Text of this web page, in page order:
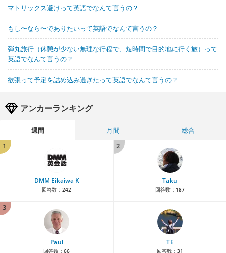
マトリックス避けって英語でなんて言うの？
もし〜なら〜でありたいって英語でなんて言うの？
弾丸旅行（休憩が少ない無理な行程で、短時間で目的地に行く旅）って
英語でなんて言うの？
欲張って予定を詰め込み過ぎたって英語でなんて言うの？
アンカーランキング
週間 月間
総合
1
DMM Eikaiwa K
回答数： 242
2
Taku
回答数： 187
3
Paul
回答数： 66
TE
回答数： 31